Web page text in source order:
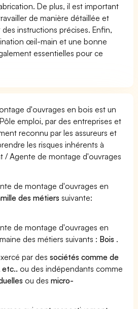
De plus, il est important
de manière détaillée et
instructions précises. Enfin,
œil-main et une bonne
essentielles pour ce
d'ouvrages en bois est un
emploi, par des entreprises et
reconnu par les assureurs et
les risques inhérents à
/ Agente de montage d'ouvrages
de montage d'ouvrages en
des métiers suivante:
de montage d'ouvrages en
des métiers suivants : Bois .
par dessociétés comme de
etc.. ou des indépendants comme
ou desmicro-